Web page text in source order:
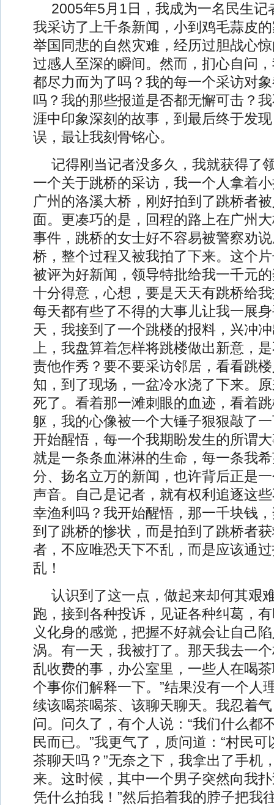
2005年5月1日，我成为一名民生记
我采访了上千条新闻，小到鸡毛蒜皮
举国同悲的自然灾难，经历过胆战心
过感人至深的瞬间。然而，扪心自问
都尽力而为了吗？我的每一个采访对
吗？我的那些报道是否都无懈可击？
涯中印象深刻的故事，到最后终于发
误，最让我刻骨铭心。
记得刚当记者没多久，我就获得了
一个关于跳桥的采访，我一个人拿着
广州的洛溪大桥，刚好拍到了跳桥者
面。更凑巧的是，回程的路上在广州
事件，跳桥的女士好不容易被警察劝
桥，整个过程又被我拍了下来。这个
被评为好新闻，领导特批给我一千元
十分得意，心想，要是天天有跳桥给
每天都有些了不得的大事儿让我一展
天，我接到了一个跳楼的报料，兴冲
上，我盘算着怎样将跳楼做出新意，
责他作秀？要不要采访邻居，看看跳
知，到了现场，一盆冷水浇了下来。
死了。看着那一滩刺眼的血迹，看着
躯，我的心像被一个大锤子狠狠敲了
开始醒悟，每一个我期盼发生的所谓
就是一条条血淋淋的生命，每一条我
分、扬名立万的新闻，也许背后正是
声音。自己是记者，就有权利追逐这
幸渔利吗？我开始醒悟，那一千块钱
到了跳桥的惨状，而是拍到了跳桥者
者，不应唯恐天下不乱，而是应该通
乱！
认识到了这一点，做起来却何其艰
跑，接到各种投诉，见证各种纠葛，
义化身的感觉，把握不好就会让自己
涡。有一天，我被打了。那天我去一
乱收费的事，办公室里，一些人在喝
个事你们解释一下。”结果没有一个人
续该喝茶喝茶、该聊天聊天。我忍着
问。问久了，有个人说：“我们什么都
民而已。”我更气了，质问道：“村民
茶聊天吗？”无奈之下，我拿出了手机
来。这时候，其中一个男子突然向我
凭什么拍我！”然后掐着我的脖子把我